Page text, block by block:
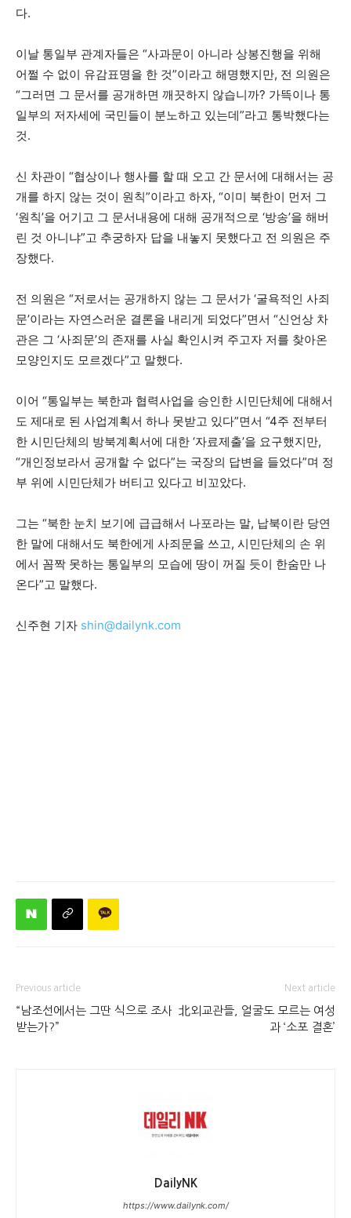
다.
이날 통일부 관계자들은 “사과문이 아니라 상봉진행을 위해
어쩔 수 없이 유감표명을 한 것”이라고 해명했지만, 전 의원은
“그러면 그 문서를 공개하면 깨끗하지 않습니까? 가뜩이나 통
일부의 저자세에 국민들이 분노하고 있는데”라고 통박했다는
것.
신 차관이 “협상이나 행사를 할 때 오고 간 문서에 대해서는 공
개를 하지 않는 것이 원칙”이라고 하자, “이미 북한이 먼저 그
‘원칙’을 어기고 그 문서내용에 대해 공개적으로 ‘방송’을 해버
린 것 아니냐”고 추궁하자 답을 내놓지 못했다고 전 의원은 주
장했다.
전 의원은 “저로서는 공개하지 않는 그 문서가 ‘굴욕적인 사죄
문’이라는 자연스러운 결론을 내리게 되었다”면서 “신언상 차
관은 그 ‘사죄문’의 존재를 사실 확인시켜 주고자 저를 찾아온
모양인지도 모르겠다”고 말했다.
이어 “통일부는 북한과 협력사업을 승인한 시민단체에 대해서
도 제대로 된 사업계획서 하나 못받고 있다”면서 “4주 전부터
한 시민단체의 방북계획서에 대한 ‘자료제출’을 요구했지만,
“개인정보라서 공개할 수 없다”는 국장의 답변을 들었다”며 정
부 위에 시민단체가 버티고 있다고 비꼬았다.
그는 “북한 눈치 보기에 급급해서 나포라는 말, 납북이란 당연
한 말에 대해서도 북한에게 사죄문을 쓰고, 시민단체의 손 위
에서 꼼짝 못하는 통일부의 모습에 땅이 꺼질 듯이 한숨만 나
온다”고 말했다.
신주현 기자 shin@dailynk.com
Previous article
“남조선에서는 그딴 식으로 조사
받는가?”
Next article
北외교관들, 얼굴도 모르는 여성
과 ‘소포 결혼’
DailyNK
https://www.dailynk.com/